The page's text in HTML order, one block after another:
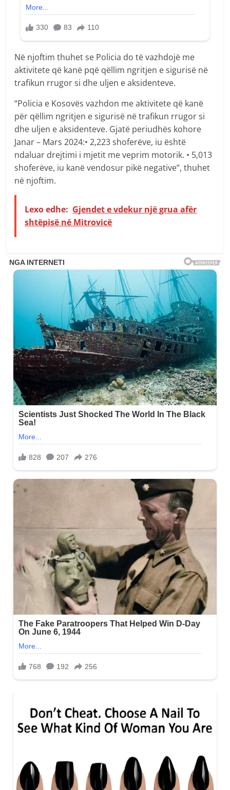
Në njoftim thuhet se Policia do të vazhdojë me
aktivitete që kanë pqë qëllim ngritjen e sigurisë në
trafikun rrugor si dhe uljen e aksidenteve.
“Policia e Kosovës vazhdon me aktivitete që kanë
për qëllim ngritjen e sigurisë në trafikun rrugor si
dhe uljen e aksidenteve. Gjatë periudhës kohore
Janar – Mars 2024:• 2,223 shoferëve, iu është
ndaluar drejtimi i mjetit me veprim motorik. • 5,013
shoferëve, iu kanë vendosur pikë negative”, thuhet
në njoftim.
Lexo edhe: Gjendet e vdekur një grua afër
shtëpisë në Mitrovicë